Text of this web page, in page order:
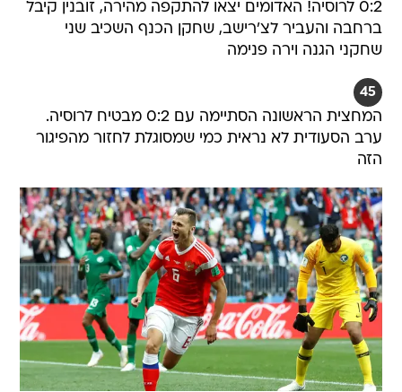
0:2 לרוסיה! האדומים יצאו להתקפה מהירה, זובנין קיבל
ברחבה והעביר לצ'רישב, שחקן הכנף השכיב שני
שחקני הגנה וירה פנימה
45
המחצית הראשונה הסתיימה עם 0:2 מבטיח לרוסיה.
ערב הסעודית לא נראית כמי שמסוגלת לחזור מהפיגור
הזה